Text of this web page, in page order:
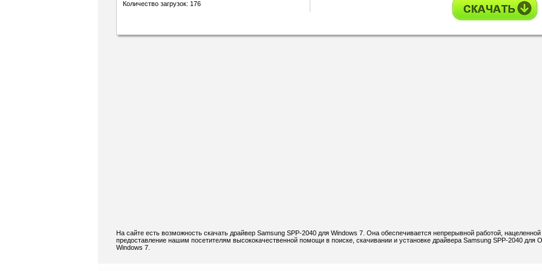
Количество загрузок: 176
На сайте есть возможность скачать драйвер Samsung SPP-2040 для Windows 7. Она обеспечивается непрерывной работой, нацеленной
предоставление нашим посетителям высококачественной помощи в поиске, скачивании и установке драйвера Samsung SPP-2040 для
Windows 7.